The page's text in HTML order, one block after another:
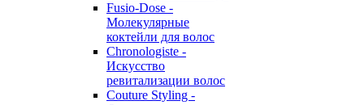
Fusio-Dose -
Молекулярные
коктейли для волос
Chronologiste -
Искусство
ревитализации волос
Couture Styling -